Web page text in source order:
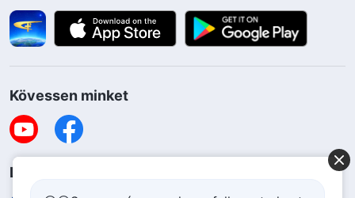
Kövessen minket
Lépjen kapcsolatba velünk